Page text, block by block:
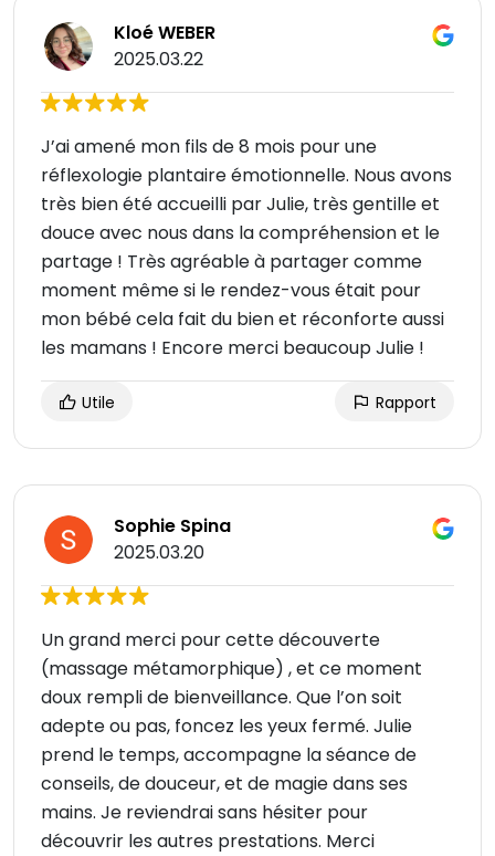
Kloé WEBER
2025.03.22
J’ai amené mon fils de 8 mois pour une
réflexologie plantaire émotionnelle. Nous avons
très bien été accueilli par Julie, très gentille et
douce avec nous dans la compréhension et le
partage ! Très agréable à partager comme
moment même si le rendez-vous était pour
mon bébé cela fait du bien et réconforte aussi
les mamans ! Encore merci beaucoup Julie !
Utile Rapport
Sophie Spina
2025.03.20
Un grand merci pour cette découverte
(massage métamorphique) , et ce moment
doux rempli de bienveillance. Que l’on soit
adepte ou pas, foncez les yeux fermé. Julie
prend le temps, accompagne la séance de
conseils, de douceur, et de magie dans ses
mains. Je reviendrai sans hésiter pour
découvrir les autres prestations. Merci